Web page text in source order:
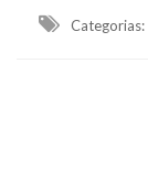
Categorias: